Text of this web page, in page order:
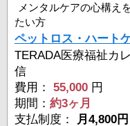
メンタルケアの心構え
たい方
ペットロス・ハート
TERADA医療福祉カ
信
費用：
55,000 円
期間： 約3ヶ月
支払制度：
月4,800